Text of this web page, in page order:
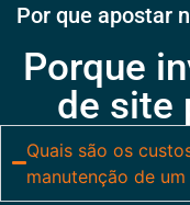
Por que apostar
Porque
de site
Quais são os
manutenção de